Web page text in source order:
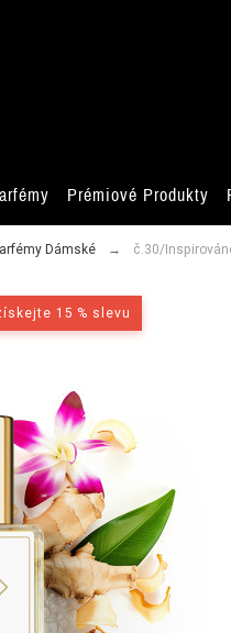
Prémiové Produkty
Dámské č.30/
15 % slevu